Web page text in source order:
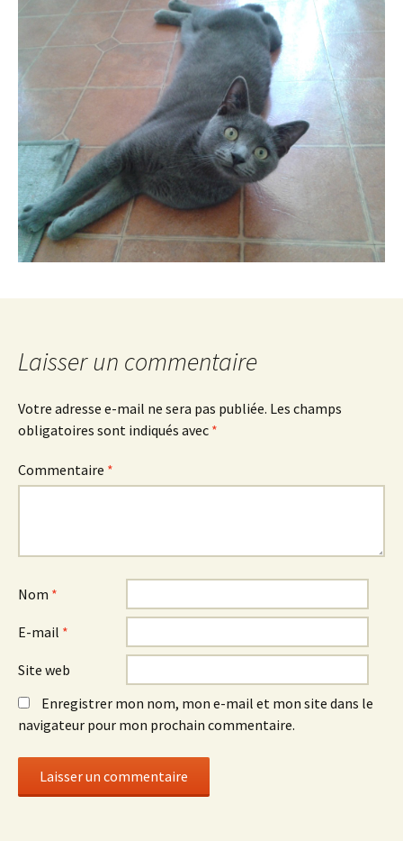
Laisser un commentaire
Votre adresse e-mail ne sera pas publiée. Les champs
obligatoires sont indiqués avec *
Commentaire *
Nom *
E-mail *
Site web
Enregistrer mon nom, mon e-mail et mon site dans le
navigateur pour mon prochain commentaire.